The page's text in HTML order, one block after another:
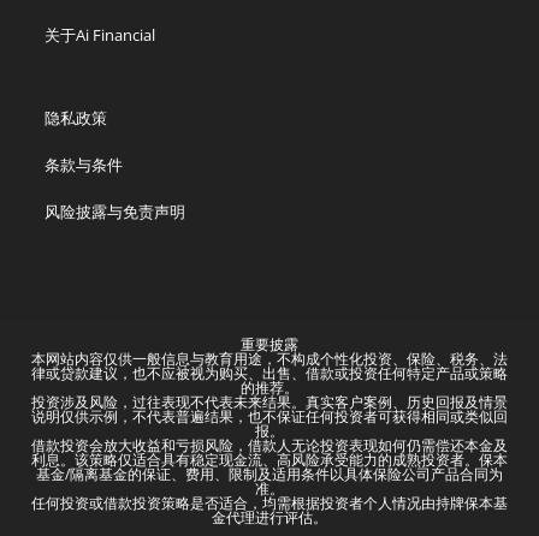
关于Ai Financial
隐私政策
条款与条件
风险披露与免责声明
重要披露
本网站内容仅供一般信息与教育用途，不构成个性化投资、保险、税务、法
律或贷款建议，也不应被视为购买、出售、借款或投资任何特定产品或策略
的推荐。
投资涉及风险，过往表现不代表未来结果。真实客户案例、历史回报及情景
说明仅供示例，不代表普遍结果，也不保证任何投资者可获得相同或类似回
报。
借款投资会放大收益和亏损风险，借款人无论投资表现如何仍需偿还本金及
利息。该策略仅适合具有稳定现金流、高风险承受能力的成熟投资者。保本
基金/隔离基金的保证、费用、限制及适用条件以具体保险公司产品合同为
准。
任何投资或借款投资策略是否适合，均需根据投资者个人情况由持牌保本基
金代理进行评估。